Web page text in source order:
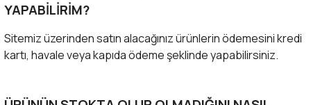
YAPABİLİRİM?
Sitemiz üzerinden satın alacağınız ürünlerin ödemesini kredi
kartı, havale veya kapıda ödeme şeklinde yapabilirsiniz.